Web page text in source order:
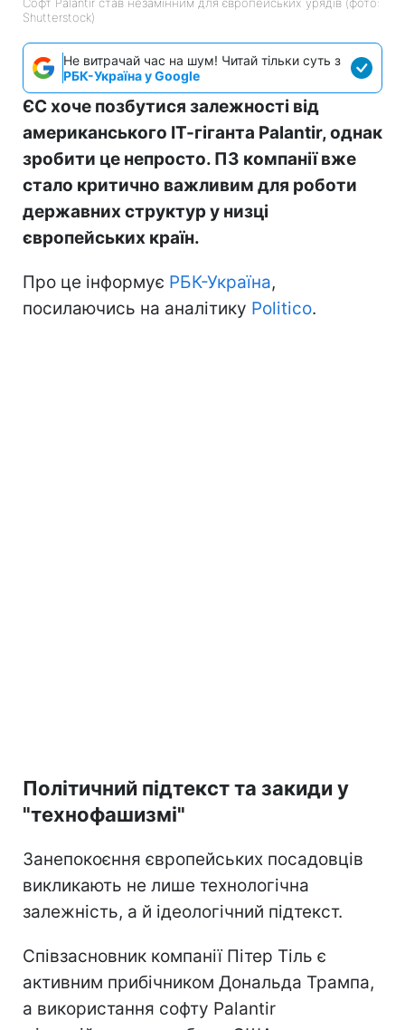
Shutterstock)
Не витрачай час на шум! Читай тільки суть з
РБК-Україна у Google
ЄС хоче позбутися залежності від
американського ІТ-гіганта Palantir, однак
зробити це непросто. ПЗ компанії вже
стало критично важливим для роботи
державних структур у низці
європейських країн.
Про це інформує РБК-Україна,
посилаючись на аналітику Politico.
Політичний підтекст та закиди у
"технофашизмі"
Занепокоєння європейських посадовців
викликають не лише технологічна
залежність, а й ідеологічний підтекст.
Співзасновник компанії Пітер Тіль є
активним прибічником Дональда Трампа,
а використання софту Palantir